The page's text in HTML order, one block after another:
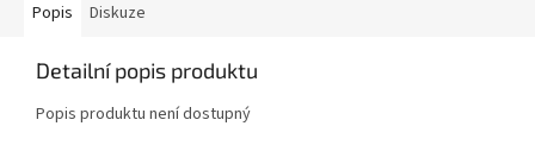
Popis Diskuze
Detailní popis produktu
Popis produktu není dostupný